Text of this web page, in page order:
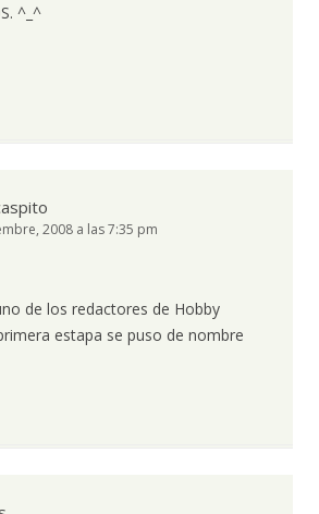
^_^
2008 a las 7:35 pm
de los redactores de Hobby
estapa se puso de nombre